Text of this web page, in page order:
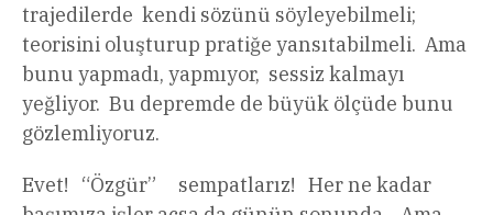
trajedilerde kendi sözünü söyleyebilmeli;
teorisini oluşturup pratiğe yansıtabilmeli. Ama
bunu yapmadı, yapmıyor, sessiz kalmayı
yeğliyor. Bu depremde de büyük ölçüde bunu
gözlemliyoruz.
Evet! “Özgür” sempatlarız! Her ne kadar